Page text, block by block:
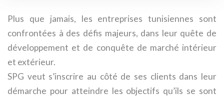
Plus que jamais, les entreprises tunisiennes sont
confrontées à des défis majeurs, dans leur quête de
développement et de conquête de marché intérieur
et extérieur.
SPG veut s’inscrire au côté de ses clients dans leur
démarche pour atteindre les objectifs qu’ils se sont